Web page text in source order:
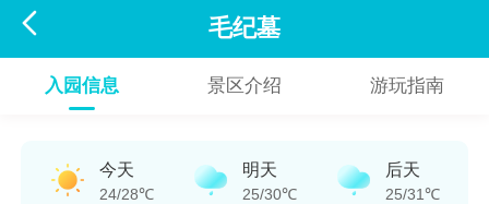
 毛纪墓
入园信息 景区介绍 游玩指南
今天
24/28℃
明天
25/30℃
后天
25/31℃